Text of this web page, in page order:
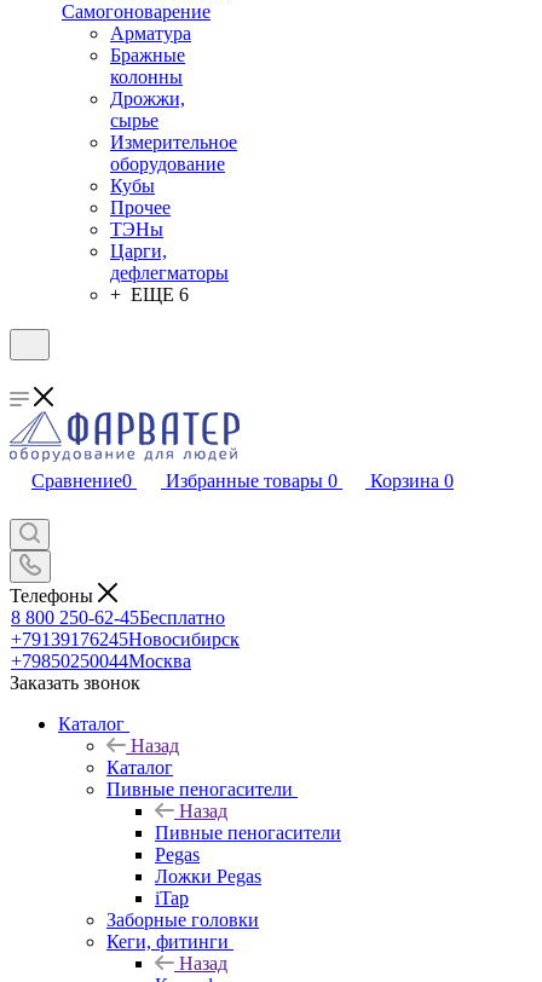
Самогоноварение
Арматура
Бражные
колонны
Дрожжи,
сырье
Измерительное
оборудование
Кубы
Прочее
ТЭНы
Царги,
дефлегматоры
+ ЕЩЕ 6
Сравнение0 Избранные товары 0 Корзина 0
Телефоны
8 800 250-62-45Бесплатно
+79139176245Новосибирск
+79850250044Москва
Заказать звонок
Каталог
Назад
Каталог
Пивные пеногасители
Назад
Пивные пеногасители
Pegas
Ложки Pegas
iTap
Заборные головки
Кеги, фитинги
Назад